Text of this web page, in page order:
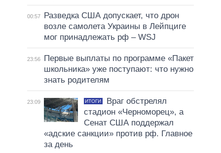
00:57
Разведка США допускает, что дрон
возле самолета Украины в Лейпциге
мог принадлежать рф – WSJ
23:56
Первые выплаты по программе «Пакет
школьника» уже поступают: что нужно
знать родителям
23:09 ИТОГИ
Враг обстрелял
стадион «Черноморец», а
Сенат США поддержал
«адские санкции» против рф. Главное
за день